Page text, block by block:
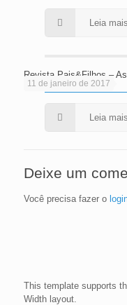
Leia mais
11 de janeiro de 2017
Revista Pais&Filhos –
Leia mais
Deixe um
Você precisa fazer o
This template supports
Width layout.